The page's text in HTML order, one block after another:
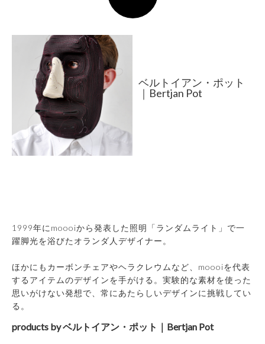
ベルトイアン・ポット
｜Bertjan Pot
1999年にmoooiから発表した照明「ランダムライト」で一
躍脚光を浴びたオランダ人デザイナー。
ほかにもカーボンチェアやヘラクレウムなど、moooiを代表
するアイテムのデザインを手がける。実験的な素材を使った
思いがけない発想で、常にあたらしいデザインに挑戦してい
る。
products by ベルトイアン・ポット｜Bertjan Pot